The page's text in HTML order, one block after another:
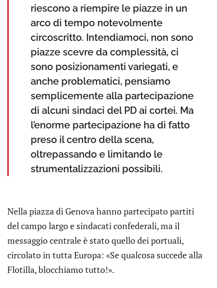
riescono a riempire le piazze in un
arco di tempo notevolmente
circoscritto. Intendiamoci, non sono
piazze scevre da complessità, ci
sono posizionamenti variegati, e
anche problematici, pensiamo
semplicemente alla partecipazione
di alcuni sindaci del PD ai cortei. Ma
l’enorme partecipazione ha di fatto
preso il centro della scena,
oltrepassando e limitando le
strumentalizzazioni possibili.
Nella piazza di Genova hanno partecipato partiti
del campo largo e sindacati confederali, ma il
messaggio centrale è stato quello dei portuali,
circolato in tutta Europa: «Se qualcosa succede alla
Flotilla, blocchiamo tutto!».